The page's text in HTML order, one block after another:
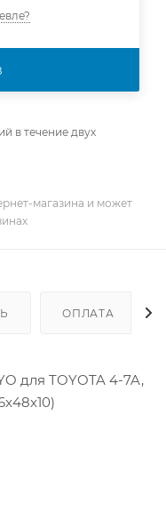
в течение двух
магазина и может
ОПЛАТА
для TOYOTA 4-7A,